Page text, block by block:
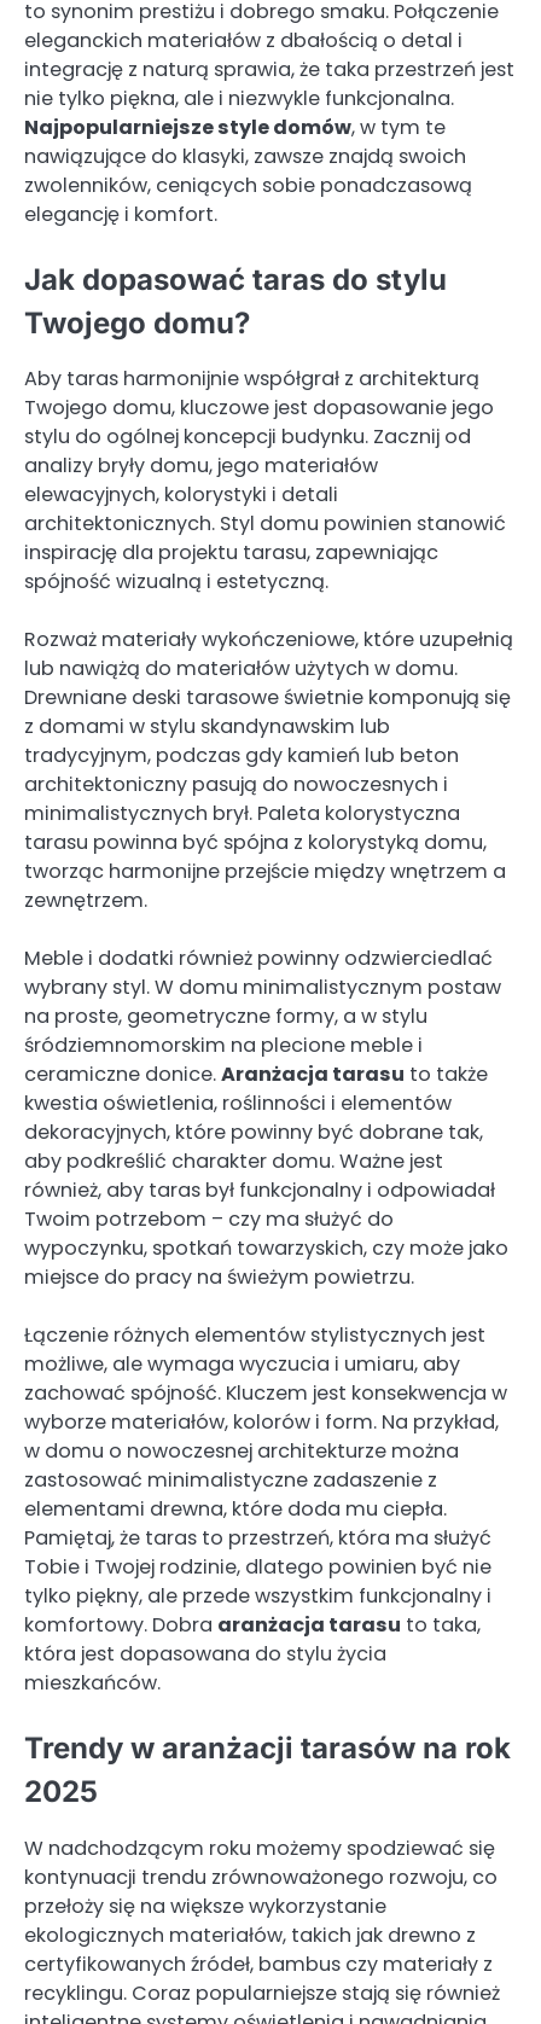
to synonim prestiżu i dobrego smaku. Połączenie
eleganckich materiałów z dbałością o detal i
integrację z naturą sprawia, że taka przestrzeń jest
nie tylko piękna, ale i niezwykle funkcjonalna.
Najpopularniejsze style domów, w tym te
nawiązujące do klasyki, zawsze znajdą swoich
zwolenników, ceniących sobie ponadczasową
elegancję i komfort.
Jak dopasować taras do stylu
Twojego domu?
Aby taras harmonijnie współgrał z architekturą
Twojego domu, kluczowe jest dopasowanie jego
stylu do ogólnej koncepcji budynku. Zacznij od
analizy bryły domu, jego materiałów
elewacyjnych, kolorystyki i detali
architektonicznych. Styl domu powinien stanowić
inspirację dla projektu tarasu, zapewniając
spójność wizualną i estetyczną.
Rozważ materiały wykończeniowe, które uzupełnią
lub nawiążą do materiałów użytych w domu.
Drewniane deski tarasowe świetnie komponują się
z domami w stylu skandynawskim lub
tradycyjnym, podczas gdy kamień lub beton
architektoniczny pasują do nowoczesnych i
minimalistycznych brył. Paleta kolorystyczna
tarasu powinna być spójna z kolorystyką domu,
tworząc harmonijne przejście między wnętrzem a
zewnętrzem.
Meble i dodatki również powinny odzwierciedlać
wybrany styl. W domu minimalistycznym postaw
na proste, geometryczne formy, a w stylu
śródziemnomorskim na plecione meble i
ceramiczne donice.Aranżacja tarasu to także
kwestia oświetlenia, roślinności i elementów
dekoracyjnych, które powinny być dobrane tak,
aby podkreślić charakter domu. Ważne jest
również, aby taras był funkcjonalny i odpowiadał
Twoim potrzebom – czy ma służyć do
wypoczynku, spotkań towarzyskich, czy może jako
miejsce do pracy na świeżym powietrzu.
Łączenie różnych elementów stylistycznych jest
możliwe, ale wymaga wyczucia i umiaru, aby
zachować spójność. Kluczem jest konsekwencja w
wyborze materiałów, kolorów i form. Na przykład,
w domu o nowoczesnej architekturze można
zastosować minimalistyczne zadaszenie z
elementami drewna, które doda mu ciepła.
Pamiętaj, że taras to przestrzeń, która ma służyć
Tobie i Twojej rodzinie, dlatego powinien być nie
tylko piękny, ale przede wszystkim funkcjonalny i
komfortowy. Dobra aranżacja tarasu to taka,
która jest dopasowana do stylu życia
mieszkańców.
Trendy w aranżacji tarasów na rok
2025
W nadchodzącym roku możemy spodziewać się
kontynuacji trendu zrównoważonego rozwoju, co
przełoży się na większe wykorzystanie
ekologicznych materiałów, takich jak drewno z
certyfikowanych źródeł, bambus czy materiały z
recyklingu. Coraz popularniejsze stają się również